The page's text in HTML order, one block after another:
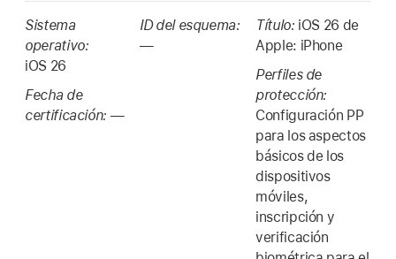
Sistema
operativo:
iOS 26
Fecha de
certificación: —
ID del esquema:
—
Título: iOS 26 de
Apple: iPhone
Perfiles de
protección:
Configuración PP
para los aspectos
básicos de los
dispositivos
móviles,
inscripción y
verificación